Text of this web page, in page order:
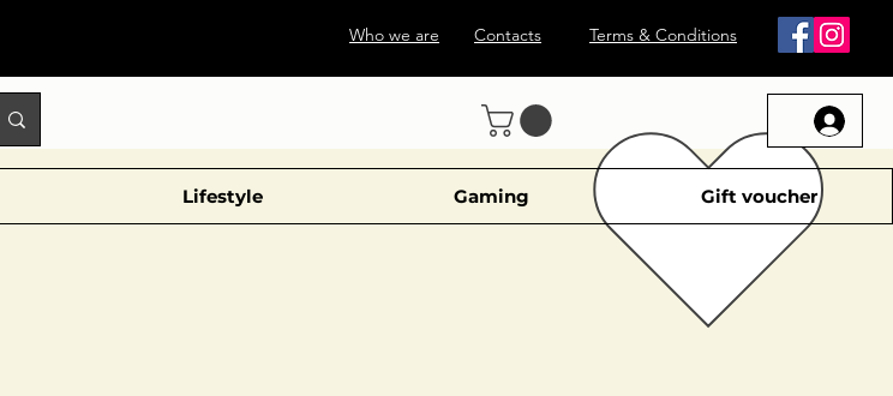
Who we are Contacts Terms & Conditions
Lifestyle Gaming Gift voucher